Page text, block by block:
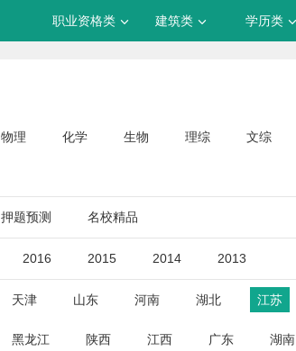
职业资格类 建筑类 学历类
物理 化学 生物 理综 文综
押题预测 名校精品
2016 2015 2014 2013
天津 山东 河南 湖北 江苏
黑龙江 陕西 江西 广东 湖南